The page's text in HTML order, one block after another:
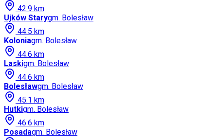
42.9 km
Ujków Starygm. Bolesław
44.5 km
Koloniagm. Bolesław
44.6 km
Laskigm. Bolesław
44.6 km
Bolesławgm. Bolesław
45.1 km
Hutkigm. Bolesław
46.6 km
Posadagm. Bolesław